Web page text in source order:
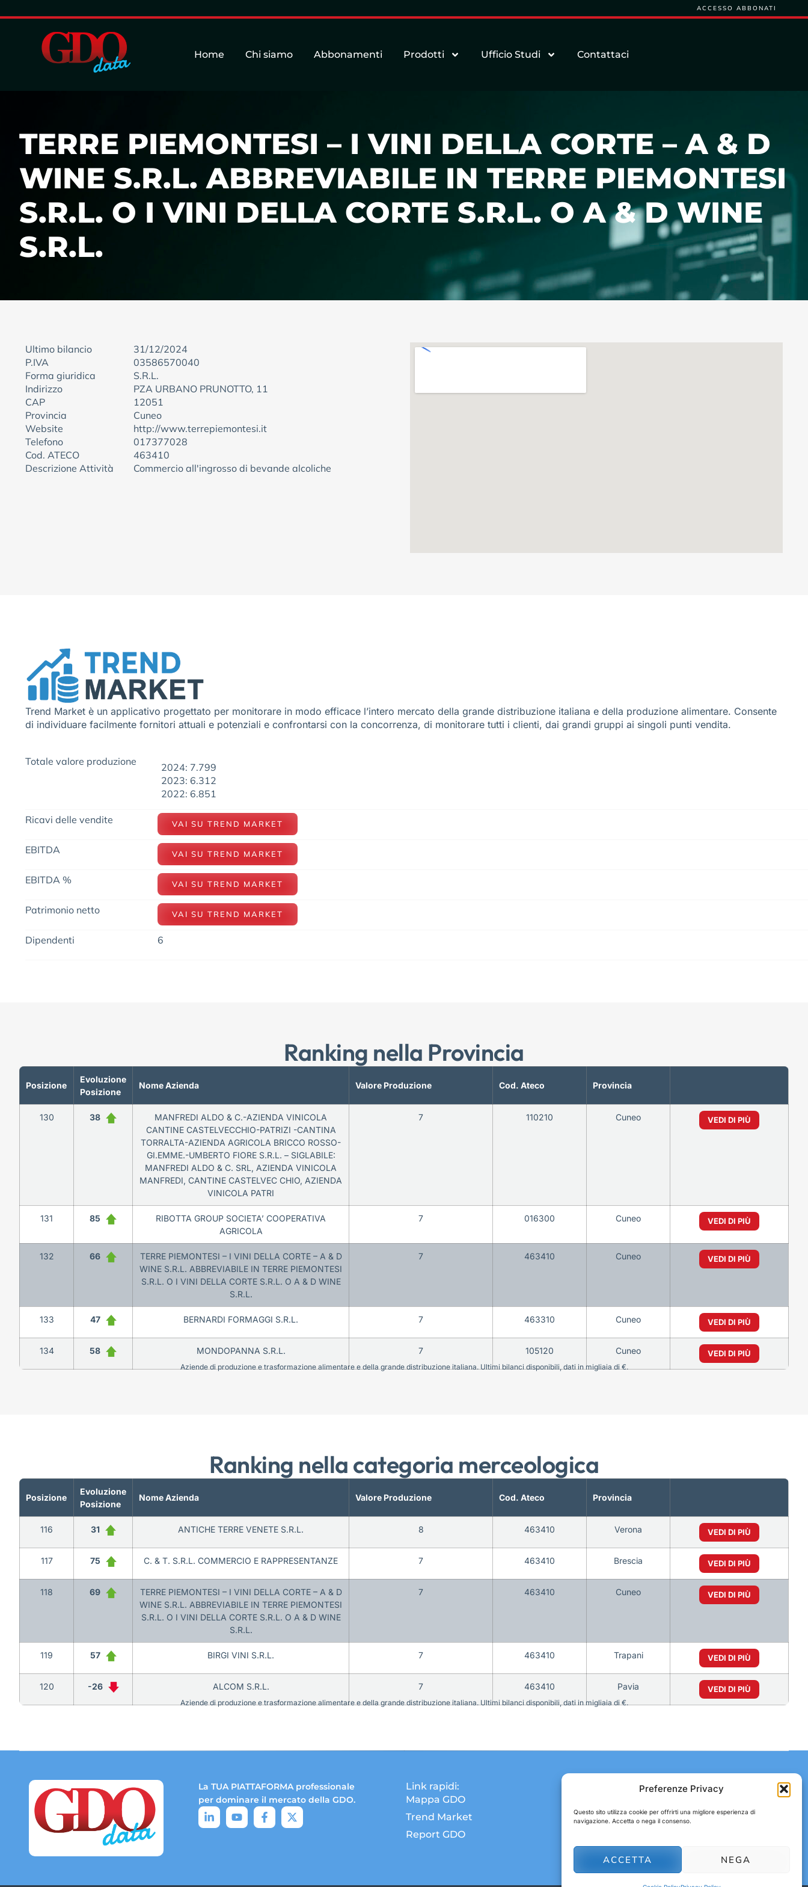
Preferenze Privacy
Questo sito utilizza cookie per offrirti una migliore esperienza di
navigazione. Accetta o nega il consenso.
ACCETTA NEGA
ACCESSO ABBONATI
Home Chi siamo Abbonamenti Prodotti Ufficio Studi Contattaci
TERRE PIEMONTESI – I VINI DELLA CORTE – A & D
WINE S.R.L. ABBREVIABILE IN TERRE PIEMONTESI
S.R.L. O I VINI DELLA CORTE S.R.L. O A & D WINE
S.R.L.
Ultimo bilancio
31/12/2024
P.IVA
03586570040
Forma giuridica
S.R.L.
Indirizzo
PZA URBANO PRUNOTTO, 11
CAP
12051
Provincia
Cuneo
Website
http://www.terrepiemontesi.it
Telefono
017377028
Cod. ATECO
463410
Descrizione Attività
Commercio all'ingrosso di bevande alcoliche
Trend Market è un applicativo progettato per monitorare in modo efficace l’intero mercato della grande distribuzione italiana e della produzione alimentare. Consente
di individuare facilmente fornitori attuali e potenziali e confrontarsi con la concorrenza, di monitorare tutti i clienti, dai grandi gruppi ai singoli punti vendita.
Totale valore produzione
2024: 7.799
2023: 6.312
2022: 6.851
Ricavi delle vendite VAI SU TREND MARKET
EBITDA VAI SU TREND MARKET
EBITDA % VAI SU TREND MARKET
Patrimonio netto VAI SU TREND MARKET
Dipendenti 6
Ranking nella Provincia
Posizione
Evoluzione
Posizione
Nome Azienda Valore Produzione Cod. Ateco Provincia
130 38
MANFREDI ALDO & C.-AZIENDA VINICOLA
CANTINE CASTELVECCHIO-PATRIZI -CANTINA
TORRALTA-AZIENDA AGRICOLA BRICCO ROSSO-
GI.EMME.-UMBERTO FIORE S.R.L. – SIGLABILE:
MANFREDI ALDO & C. SRL, AZIENDA VINICOLA
MANFREDI, CANTINE CASTELVEC CHIO, AZIENDA
VINICOLA PATRI
7 110210 Cuneo VEDI DI PIÙ
131 85
RIBOTTA GROUP SOCIETA’ COOPERATIVA
AGRICOLA
7 016300 Cuneo VEDI DI PIÙ
132 66
TERRE PIEMONTESI – I VINI DELLA CORTE – A & D
WINE S.R.L. ABBREVIABILE IN TERRE PIEMONTESI
S.R.L. O I VINI DELLA CORTE S.R.L. O A & D WINE
S.R.L.
7 463410 Cuneo VEDI DI PIÙ
133 47 BERNARDI FORMAGGI S.R.L. 7 463310 Cuneo VEDI DI PIÙ
134 58 MONDOPANNA S.R.L. 7 105120 Cuneo VEDI DI PIÙ
Aziende di produzione e trasformazione alimentare e della grande distribuzione italiana. Ultimi bilanci disponibili, dati in migliaia di €.
Ranking nella categoria merceologica
Posizione
Evoluzione
Posizione
Nome Azienda Valore Produzione Cod. Ateco Provincia
116 31 ANTICHE TERRE VENETE S.R.L. 8 463410 Verona VEDI DI PIÙ
117 75 C. & T. S.R.L. COMMERCIO E RAPPRESENTANZE 7 463410 Brescia VEDI DI PIÙ
118 69
TERRE PIEMONTESI – I VINI DELLA CORTE – A & D
WINE S.R.L. ABBREVIABILE IN TERRE PIEMONTESI
S.R.L. O I VINI DELLA CORTE S.R.L. O A & D WINE
S.R.L.
7 463410 Cuneo VEDI DI PIÙ
119 57 BIRGI VINI S.R.L. 7 463410 Trapani VEDI DI PIÙ
120 -26 ALCOM S.R.L. 7 463410 Pavia VEDI DI PIÙ
Aziende di produzione e trasformazione alimentare e della grande distribuzione italiana. Ultimi bilanci disponibili, dati in migliaia di €.
La TUA PIATTAFORMA professionale
per dominare il mercato della GDO.
Link rapidi:
Mappa GDO
Trend Market
Report GDO
E-mail:abbonamenti@gdodata.it